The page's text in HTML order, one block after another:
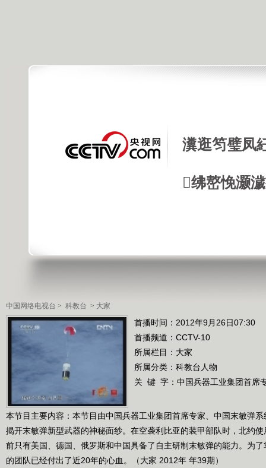
瀵逛笉璧凤
绋嶅悗灏
中国网络电视台 > 科教台 > 大家
首播时间：2012年9月26日07:30
首播频道： CCTV-10
所属栏目： 大家
所属分类：科教台人物
关 键 字： 中国兵器工业集团首席
本节目主要内容：本节目由中国兵器工业集团首席专家、中国末敏弹
揭开末敏弹新型武器的神秘面纱。在空袭利比亚的装甲部队时，北约
前只有美国、德国、俄罗斯和中国具备了自主研制末敏弹的能力。为
的团队已经付出了近20年的心血。（大家 2012年 年39期）